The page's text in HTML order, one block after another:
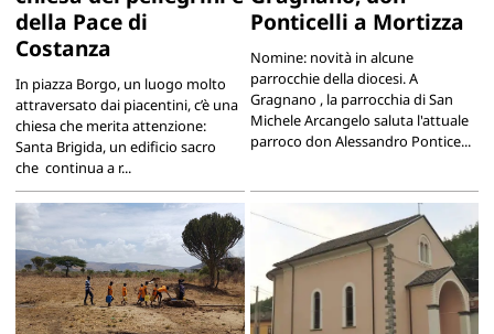
della Pace di
Costanza
In piazza Borgo, un luogo molto
attraversato dai piacentini, c’è una
chiesa che merita attenzione:
Santa Brigida, un edificio sacro
che continua a r...
Ponticelli a Mortizza
Nomine: novità in alcune
parrocchie della diocesi. A
Gragnano , la parrocchia di San
Michele Arcangelo saluta l'attuale
parroco don Alessandro Pontice...